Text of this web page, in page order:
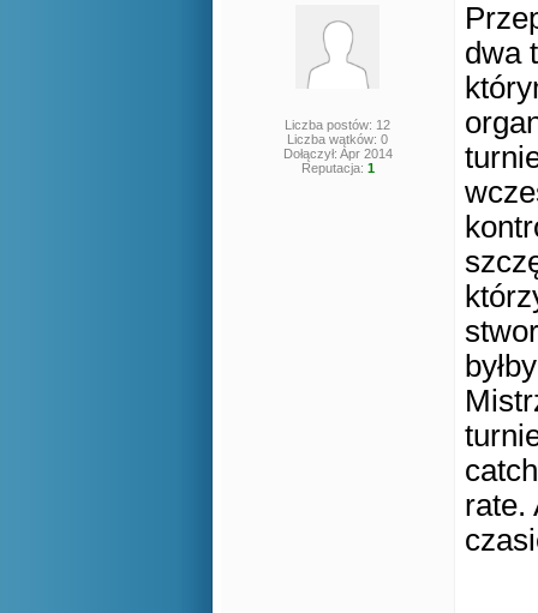
Liczba postów: 12
Liczba wątków: 0
Dołączył: Apr 2014
Reputacja: 1
dwa
rate.